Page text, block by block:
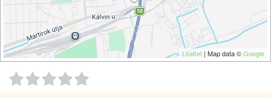
Leaflet | Map data ©Google